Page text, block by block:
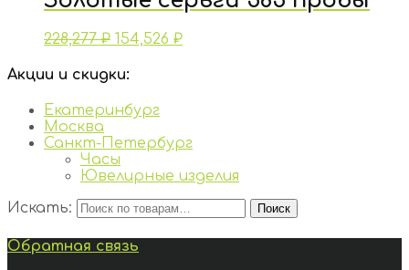
228,277₽ 154,526 ₽
Акции и скидки:
Екатеринбург
Москва
Санкт-Петербург
Часы
Ювелирные изделия
Искать:
Поиск
Обратная связь